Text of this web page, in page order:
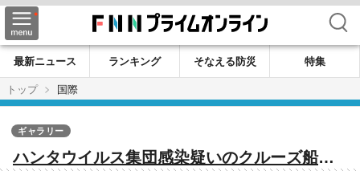
検索
最新ニュース ランキング そなえる防災
特集
トップ
国際
ハンタウイルス集団感染疑いのクルーズ船
ギャラリー